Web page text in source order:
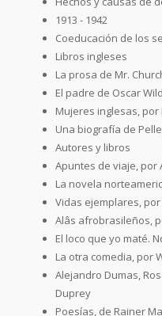
1913 - 1942
Coeducación de los
Libros ingleses
La prosa de Mr.
El padre de Oscar
Mujeres inglesas, por
Una biografía de
Autores y libros
Apuntes de viaje, por
La novela
Vidas ejemplares,
Alâs afrobrasileños,
El loco que yo maté.
La otra comedia, por
Alejandro Dumas,
Duprey
Poesías, de Rainer